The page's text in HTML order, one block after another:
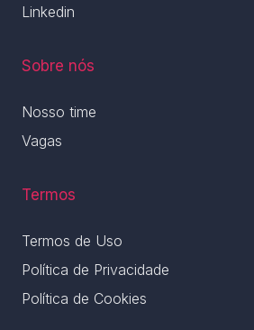
Linkedin
Sobre nós
Nosso time
Vagas
Termos
Termos de Uso
Política de Privacidade
Política de Cookies